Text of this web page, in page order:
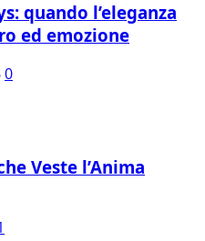
quando l’eleganza
ed emozione
0
Veste l’Anima